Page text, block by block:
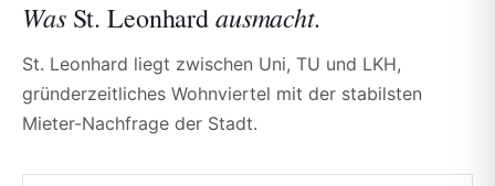
Was St. Leonhardausmacht.
St. Leonhard liegt zwischen Uni, TU und LKH,
gründerzeitliches Wohnviertel mit der stabilsten
Mieter-Nachfrage der Stadt.